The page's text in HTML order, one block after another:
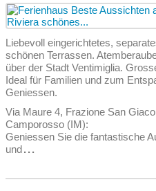
Liebevoll eingerichtetes,
schönen Terrassen.
über der Stadt Ventimiglia.
Ideal für Familien und zum
Geniessen.
Via Maure 4, Frazione San
Camporosso (IM):
Geniessen Sie die fantastische
und...